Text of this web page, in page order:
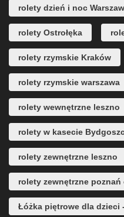
rolety dzień i noc
rolety Ostrołęka
rolety rzymskie Kraków
rolety rzymskie warszawa
rolety wewnętrzne leszno
rolety w kasecie
rolety zewnętrzne leszno
rolety zewnętrzne poznań
Łóżka piętrowe dla dzieci